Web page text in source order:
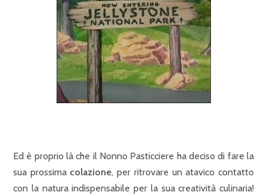
Ed è proprio là che il Nonno Pasticciere ha deciso di fare la
sua prossima colazione, per ritrovare un atavico contatto
con la natura indispensabile per la sua creatività culinaria!